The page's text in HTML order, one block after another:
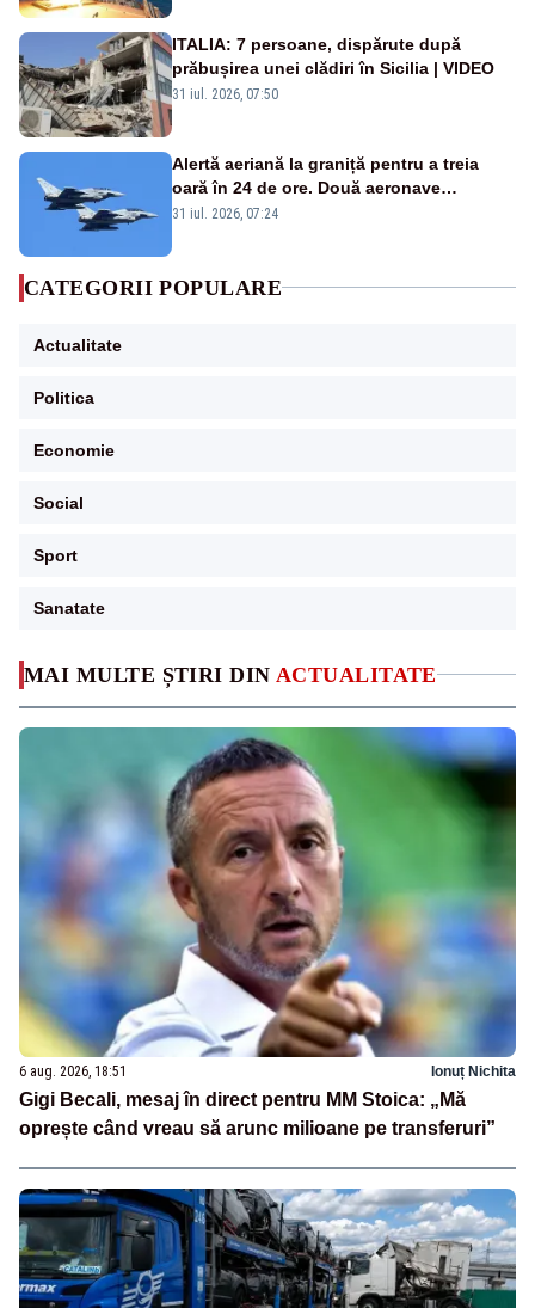
MAI MULTE ȘTIRI DIN ACTUALITATE
6 aug. 2026, 18:51 Ionuț Nichita
Gigi Becali, mesaj în direct pentru MM Stoica: „Mă
oprește când vreau să arunc milioane pe transferuri”
ITALIA: 7 persoane, dispărute după
prăbușirea unei clădiri în Sicilia | VIDEO
31 iul. 2026, 07:50
Alertă aeriană la graniță pentru a treia
oară în 24 de ore. Două aeronave
Eurofighter britanice au fost ridicate de la
31 iul. 2026, 07:24
CATEGORII POPULARE
Actualitate
Politica
Economie
Social
Sport
Sanatate